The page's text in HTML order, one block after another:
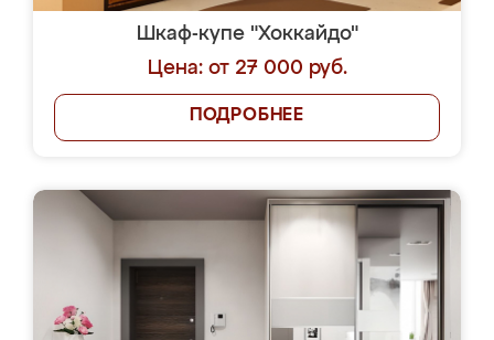
Шкаф-купе "Хоккайдо"
Цена: от 27 000 руб.
ПОДРОБНЕЕ